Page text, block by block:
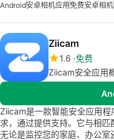
Android安卓相机应用免费安卓相机
Ziicam
1.6 免费
Ziicam安全应用
Ziicam是一款智能安全应用
求，通过提供支持。它与相匹
无论是监控您的家庭、办公